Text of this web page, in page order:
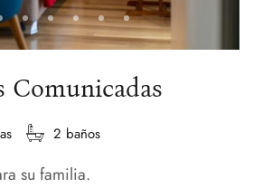
Comunicadas
2 baños
su familia.